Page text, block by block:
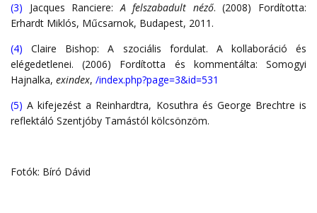
(3) Jacques Ranciere:A felszabadult néző. (2008) Fordította:
Erhardt Miklós, Műcsarnok, Budapest, 2011.
(4) Claire Bishop: A szociális fordulat. A kollaboráció és
elégedetlenei. (2006) Fordította és kommentálta: Somogyi
Hajnalka, exindex, /index.php?page=3&id=531
(5) A kifejezést a Reinhardtra, Kosuthra és George Brechtre is
reflektáló Szentjóby Tamástól kölcsönzöm.
Fotók: Bíró Dávid